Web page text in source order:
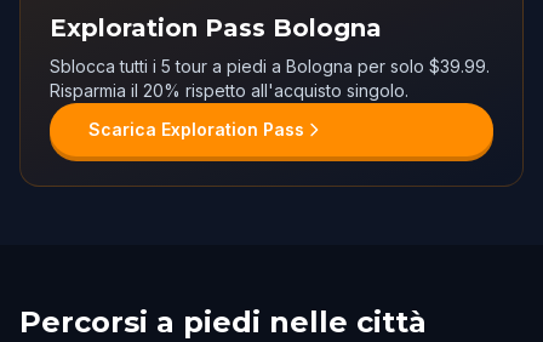
Exploration Pass Bologna
Sblocca tutti i 5 tour a piedi a Bologna per solo $39.99.
Risparmia il 20% rispetto all'acquisto singolo.
Scarica Exploration Pass
Percorsi a piedi nelle città